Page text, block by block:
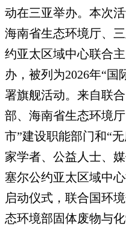
动在三亚举办。本次
海南省生态环境厅、
约亚太区域中心联合
办，被列为2026年“国
署旗舰活动。来自联
部、海南省生态环境
市”建设职能部门和“
家学者、公益人士、
塞尔公约亚太区域中
启动仪式，联合国环
态环境部固体废物与